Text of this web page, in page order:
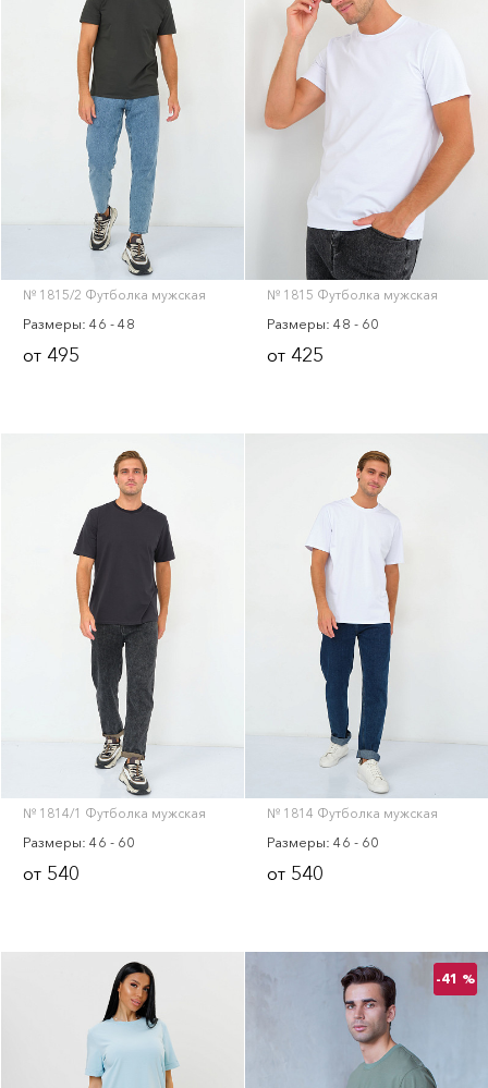
№ 1815/2 Футболка мужская
Размеры: 46 - 48
от495
№ 1815 Футболка мужская
Размеры: 48 - 60
от425
№ 1814/1 Футболка мужская
Размеры: 46 - 60
от540
№ 1814 Футболка мужская
Размеры: 46 - 60
от540
-41 %